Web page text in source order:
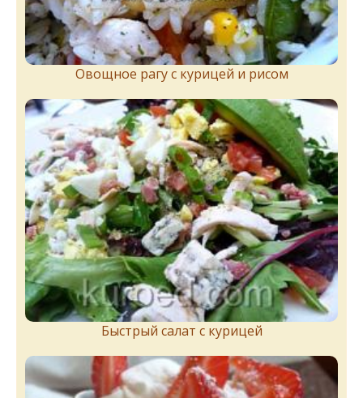
Овощное рагу с курицей и рисом
Быстрый салат с курицей